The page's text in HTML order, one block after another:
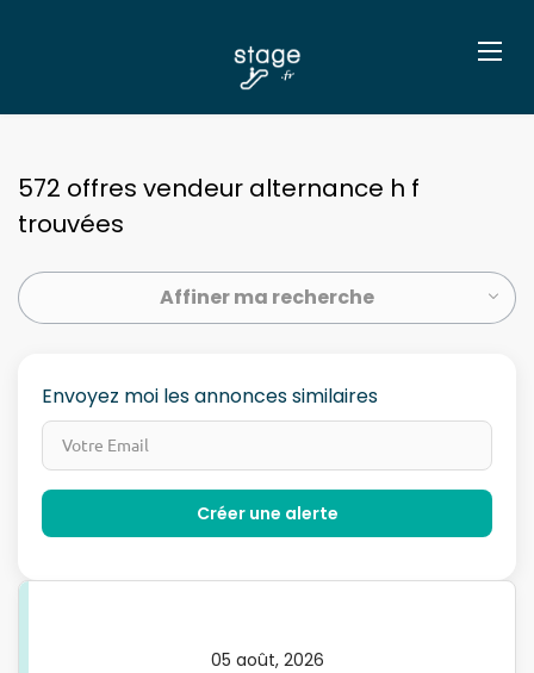
572 offres vendeur alternance h f
trouvées
Affiner ma recherche
Envoyez moi les annonces similaires
05 août, 2026